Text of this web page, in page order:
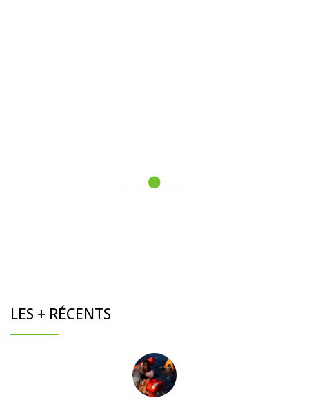
LES + RÉCENTS